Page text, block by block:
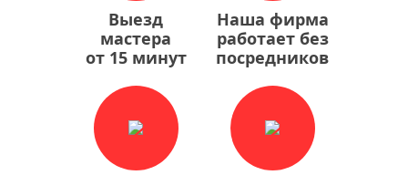
Выезд
мастера
от 15 минут
Наша фирма
работает без
посредников